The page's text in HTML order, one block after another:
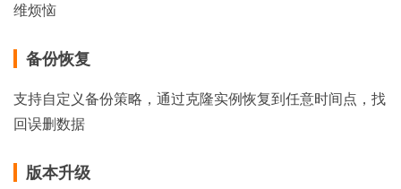
维烦恼
备份恢复
支持自定义备份策略，通过克隆实例恢复到任意时间点，找
回误删数据
版本升级